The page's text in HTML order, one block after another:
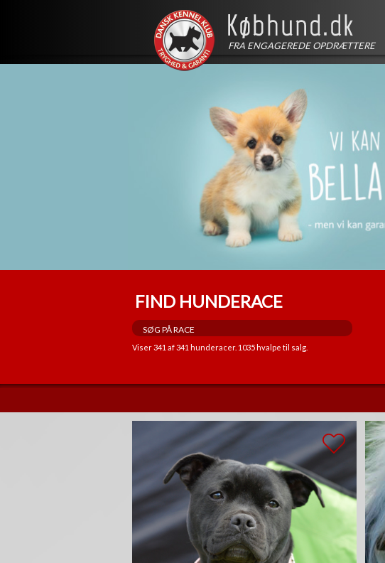
FRA ENGAGEREDE OPDRÆTTERE
FIND HUNDERACE
Viser341 af341 hunderacer. 1035hvalpe til salg.
GOD TIL AGILITY
GOD TIL ÆLDRE
BØRNEVENLIG
JAGTHUND
BRUGSHUND
GØR SJÆLDENT